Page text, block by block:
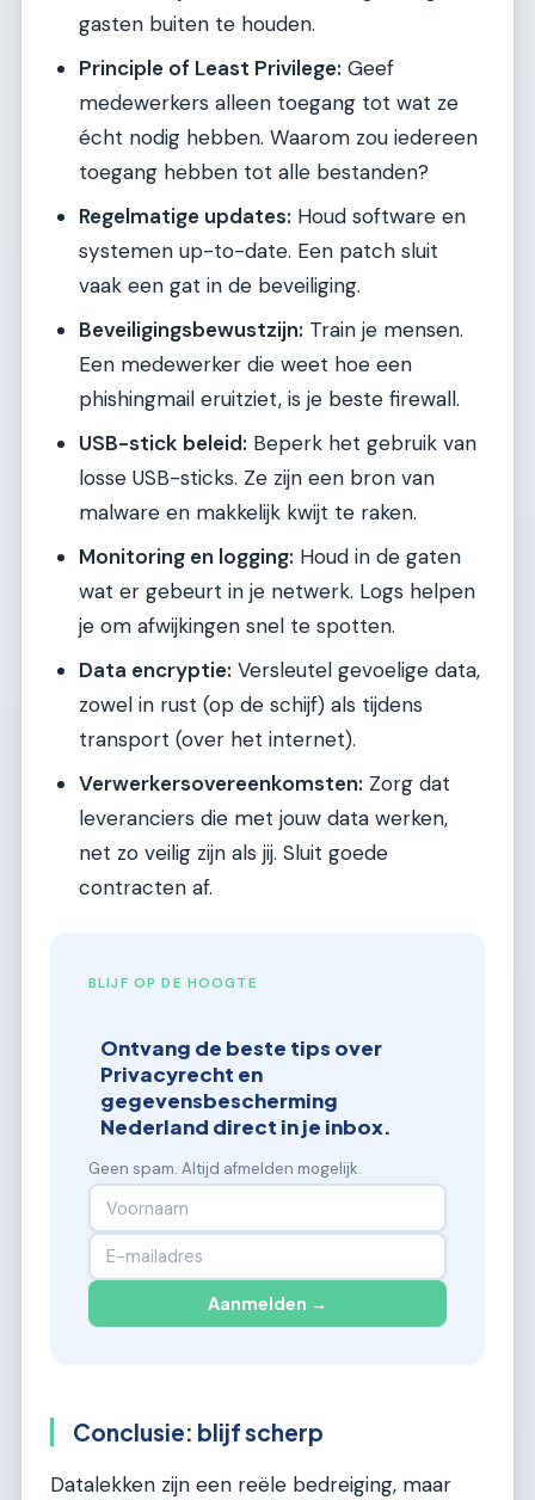
gasten buiten te houden.
Principle of Least Privilege: Geef
medewerkers alleen toegang tot wat ze
écht nodig hebben. Waarom zou iedereen
toegang hebben tot alle bestanden?
Regelmatige updates: Houd software en
systemen up-to-date. Een patch sluit
vaak een gat in de beveiliging.
Beveiligingsbewustzijn: Train je mensen.
Een medewerker die weet hoe een
phishingmail eruitziet, is je beste firewall.
USB-stick beleid: Beperk het gebruik van
losse USB-sticks. Ze zijn een bron van
malware en makkelijk kwijt te raken.
Monitoring en logging: Houd in de gaten
wat er gebeurt in je netwerk. Logs helpen
je om afwijkingen snel te spotten.
Data encryptie: Versleutel gevoelige data,
zowel in rust (op de schijf) als tijdens
transport (over het internet).
Verwerkersovereenkomsten: Zorg dat
leveranciers die met jouw data werken,
net zo veilig zijn als jij. Sluit goede
contracten af.
BLIJF OP DE HOOGTE
Ontvang de beste tips over
Privacyrecht en
gegevensbescherming
Nederland direct in je inbox.
Geen spam. Altijd afmelden mogelijk.
Aanmelden →
Conclusie: blijf scherp
Datalekken zijn een reële bedreiging, maar